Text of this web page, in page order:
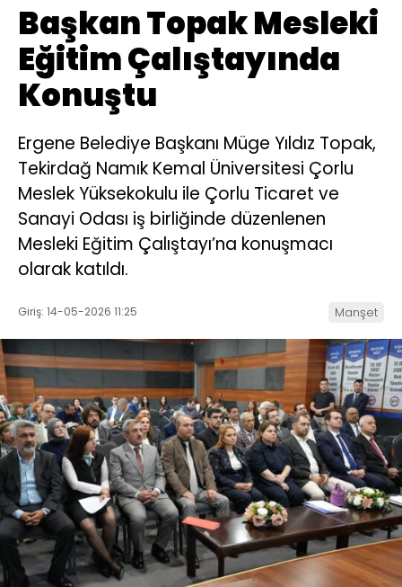
Başkan Topak Mesleki
Eğitim Çalıştayında
Konuştu
Ergene Belediye Başkanı Müge Yıldız Topak,
Tekirdağ Namık Kemal Üniversitesi Çorlu
Meslek Yüksekokulu ile Çorlu Ticaret ve
Sanayi Odası iş birliğinde düzenlenen
Mesleki Eğitim Çalıştayı’na konuşmacı
olarak katıldı.
Giriş: 14-05-2026 11:25 Manşet